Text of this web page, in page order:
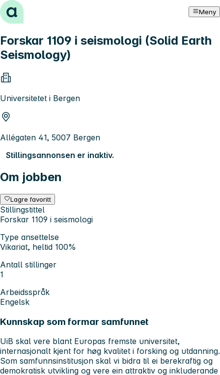
Hopp til innhold Meny
Forskar 1109 i seismologi (Solid Earth
Seismology)
Universitetet i Bergen
Allégaten 41, 5007 Bergen
Stillingsannonsen er inaktiv.
Om jobben
Lagre favoritt
Stillingstittel
Forskar 1109 i seismologi
Type ansettelse
Vikariat, heltid 100%
Antall stillinger
1
Arbeidsspråk
Engelsk
Kunnskap som formar samfunnet
UiB skal vere blant Europas fremste universitet,
internasjonalt kjent for høg kvalitet i forsking og utdanning.
Som samfunnsinstitusjon skal vi bidra til ei berekraftig og
demokratisk utvikling og vere ein attraktiv og inkluderande